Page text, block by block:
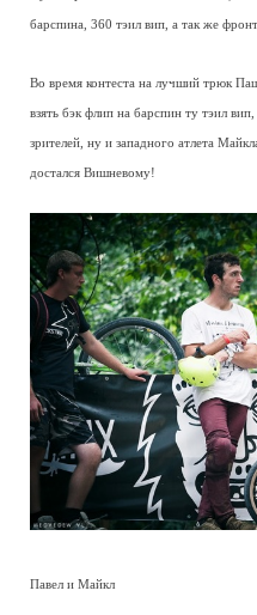
барспина, 360 тэил вип, а так же
Во время контеста на лучший трюк
взять бэк флип на барспин ту тэил
зрителей, ну и западного атлета
достался Вишневому!
Павел и Майкл